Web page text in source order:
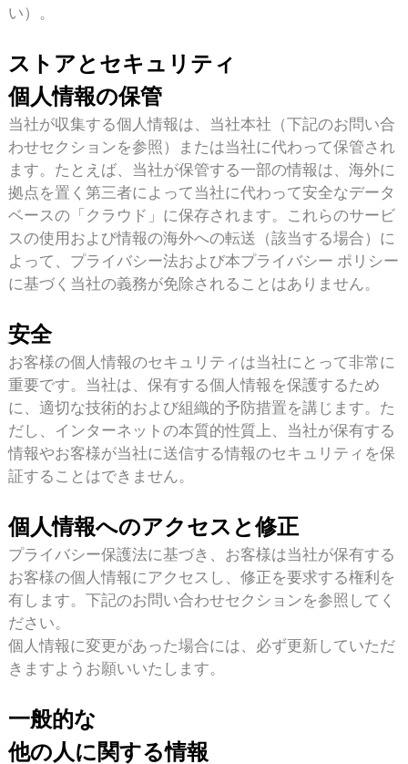
い）。
ストアとセキュリティ
個人情報の保管
当社が収集する個人情報は、当社本社（下記のお問い合
わせセクションを参照）または当社に代わって保管され
ます。たとえば、当社が保管する一部の情報は、海外に
拠点を置く第三者によって当社に代わって安全なデータ
ベースの「クラウド」に保存されます。これらのサービ
スの使用および情報の海外への転送（該当する場合）に
よって、プライバシー法および本プライバシー ポリシー
に基づく当社の義務が免除されることはありません。
安全
お客様の個人情報のセキュリティは当社にとって非常に
重要です。当社は、保有する個人情報を保護するため
に、適切な技術的および組織的予防措置を講じます。た
だし、インターネットの本質的性質上、当社が保有する
情報やお客様が当社に送信する情報のセキュリティを保
証することはできません。
個人情報へのアクセスと修正
プライバシー保護法に基づき、お客様は当社が保有する
お客様の個人情報にアクセスし、修正を要求する権利を
有します。下記のお問い合わせセクションを参照してく
ださい。
個人情報に変更があった場合には、必ず更新していただ
きますようお願いいたします。
一般的な
他の人に関する情報